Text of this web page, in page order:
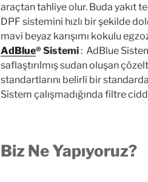
araçtan tahliye olur. Buda yakıt
DPF sistemini hızlı bir şekilde
mavi beyaz karışımı kokulu
AdBlue®Sistemi: AdBlue
saflaştırılmış sudan oluşan
standartlarını belirli bir
Sistem çalışmadığında filtre
Biz Ne Yapıyoruz?